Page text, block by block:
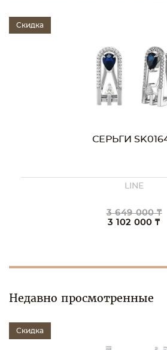
Скидка
СЕРЬГИ
LINE
3 649 000 ₸
3 102 000 ₸
Недавно просмотренные
Скидка